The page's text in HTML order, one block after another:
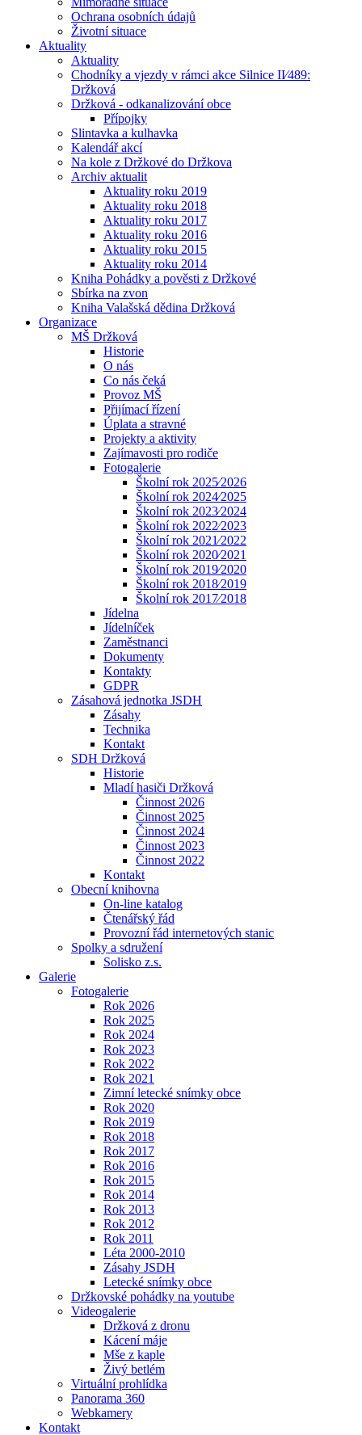
Ochrana osobních údajů
Životní situace
Aktuality
Aktuality
Chodníky a vjezdy v rámci akce Silnice II⁄489:
Držková
Držková - odkanalizování obce
Přípojky
Slintavka a kulhavka
Kalendář akcí
Na kole z Držkové do Držkova
Archiv aktualit
Aktuality roku 2019
Aktuality roku 2018
Aktuality roku 2017
Aktuality roku 2016
Aktuality roku 2015
Aktuality roku 2014
Kniha Pohádky a pověsti z Držkové
Sbírka na zvon
Kniha Valašská dědina Držková
Organizace
MŠ Držková
Historie
O nás
Co nás čeká
Provoz MŠ
Přijímací řízení
Úplata a stravné
Projekty a aktivity
Zajímavosti pro rodiče
Fotogalerie
Školní rok 2025⁄2026
Školní rok 2024⁄2025
Školní rok 2023⁄2024
Školní rok 2022⁄2023
Školní rok 2021⁄2022
Školní rok 2020⁄2021
Školní rok 2019⁄2020
Školní rok 2018⁄2019
Školní rok 2017⁄2018
Jídelna
Jídelníček
Zaměstnanci
Dokumenty
Kontakty
GDPR
Zásahová jednotka JSDH
Zásahy
Technika
Kontakt
SDH Držková
Historie
Mladí hasiči Držková
Činnost 2026
Činnost 2025
Činnost 2024
Činnost 2023
Činnost 2022
Kontakt
Obecní knihovna
On-line katalog
Čtenářský řád
Provozní řád internetových stanic
Spolky a sdružení
Solisko z.s.
Galerie
Fotogalerie
Rok 2026
Rok 2025
Rok 2024
Rok 2023
Rok 2022
Rok 2021
Zimní letecké snímky obce
Rok 2020
Rok 2019
Rok 2018
Rok 2017
Rok 2016
Rok 2015
Rok 2014
Rok 2013
Rok 2012
Rok 2011
Léta 2000-2010
Zásahy JSDH
Letecké snímky obce
Držkovské pohádky na youtube
Videogalerie
Držková z dronu
Kácení máje
Mše z kaple
Živý betlém
Virtuální prohlídka
Panorama 360
Webkamery
Kontakt